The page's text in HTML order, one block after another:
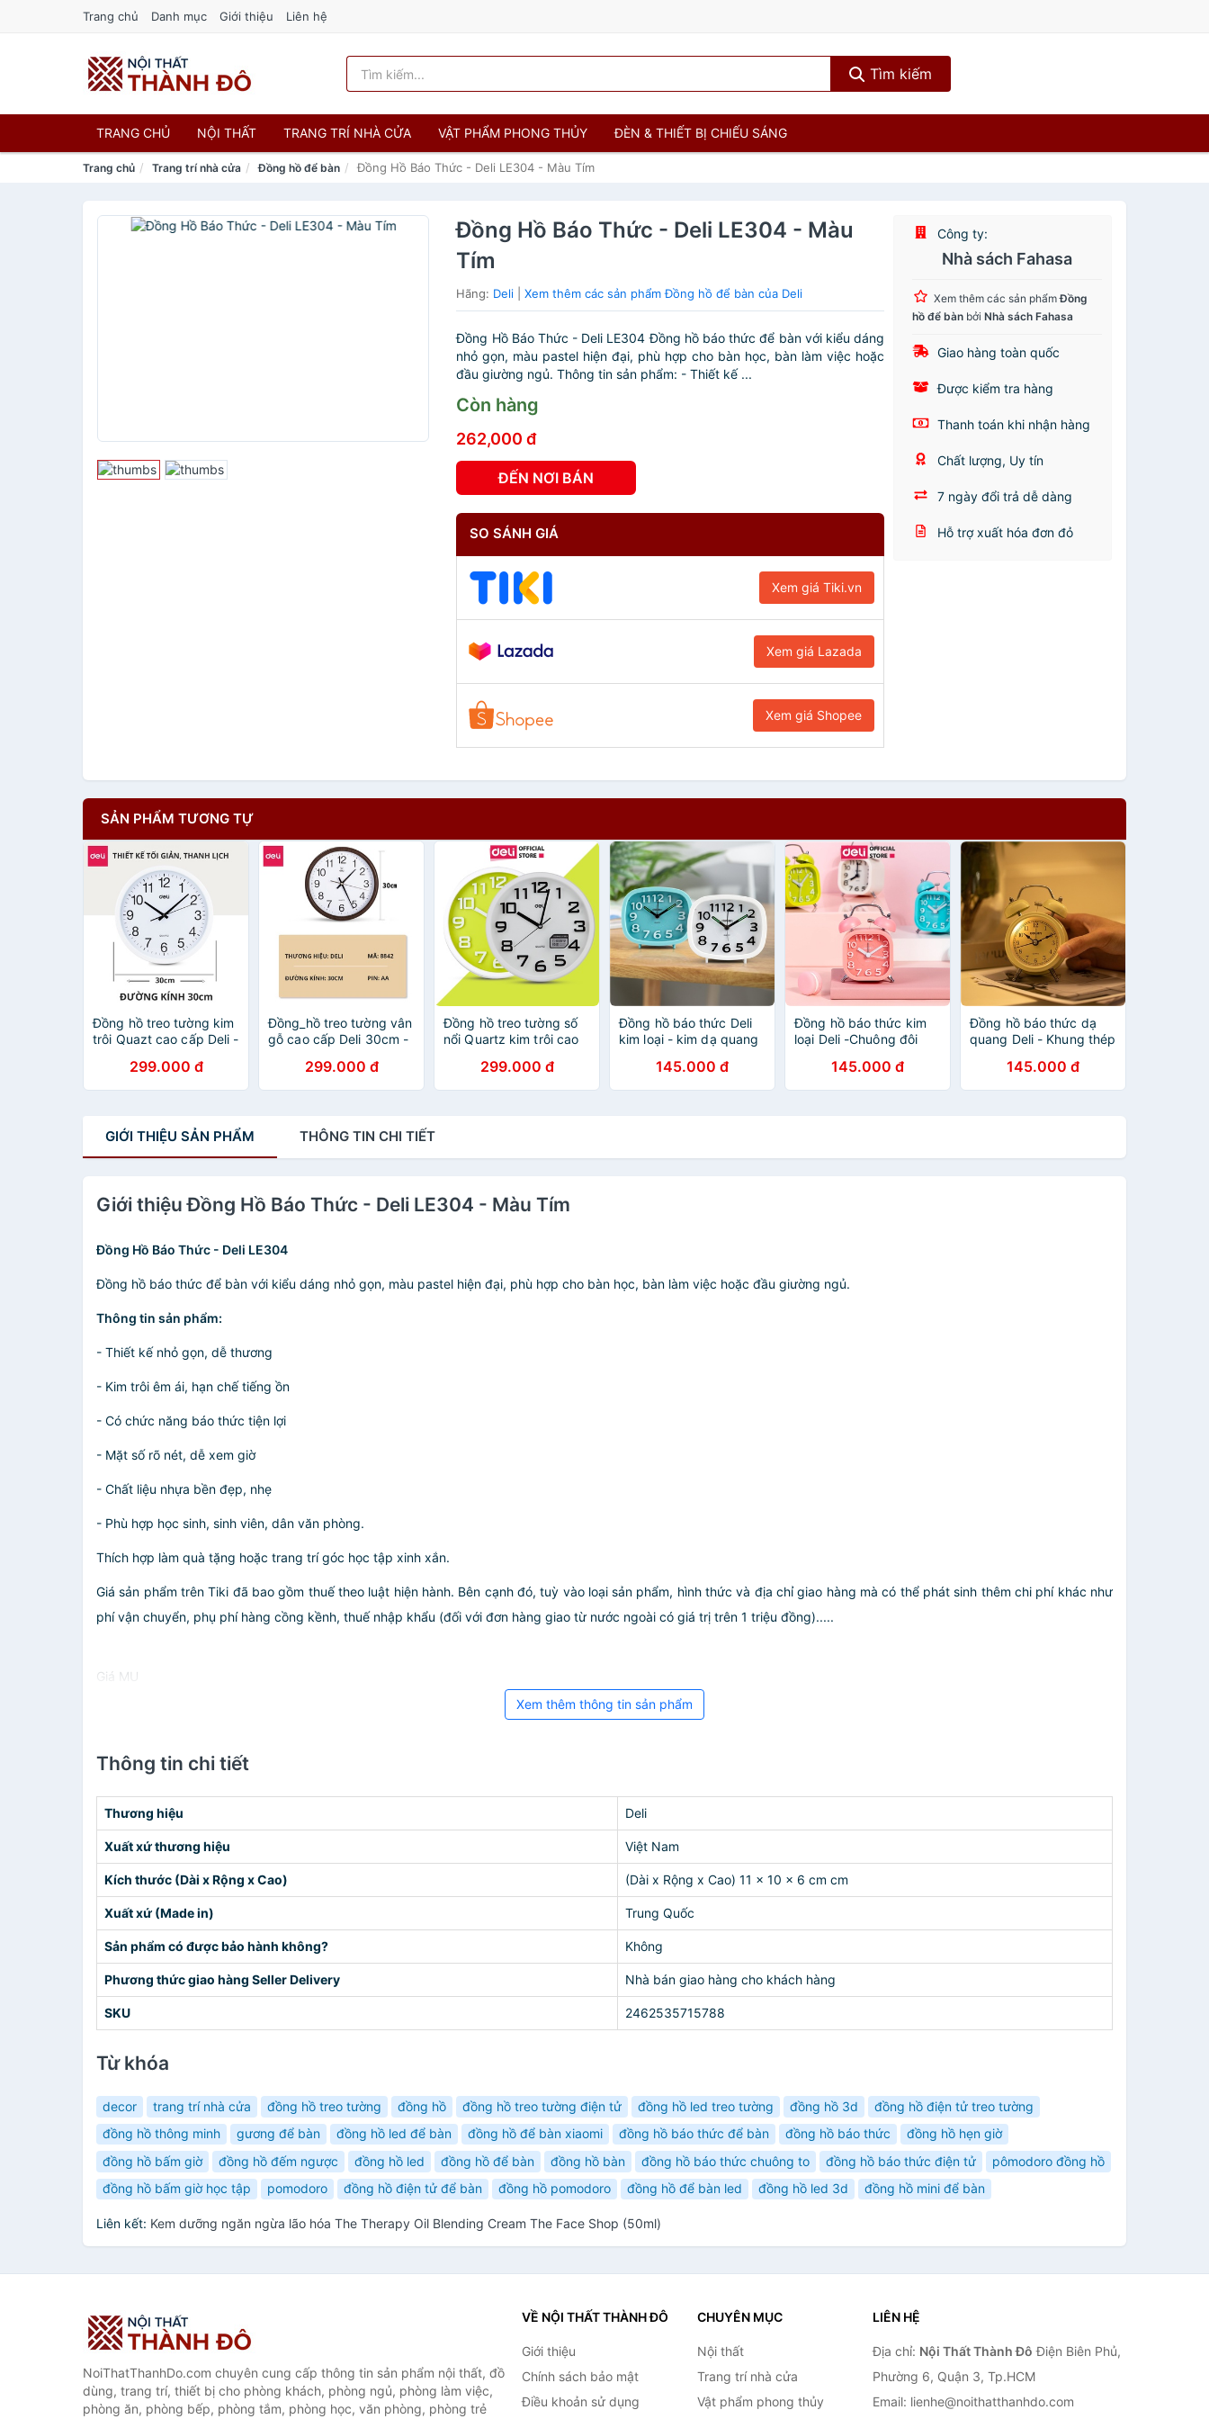
Trang chủ Danh mục Giới thiệu Liên hệ
Tìm kiếm
TRANG CHỦ NỘI THẤT TRANG TRÍ NHÀ CỬA VẬT PHẨM PHONG THỦY ĐÈN & THIẾT BỊ CHIẾU SÁNG
Trang chủ Trang trí nhà cửa Đồng hồ để bàn Đồng Hồ Báo Thức - Deli LE304 - Màu Tím
Đồng Hồ Báo Thức - Deli LE304 - Màu
Tím
Hãng: Deli |Xem thêm các sản phẩm Đồng hồ để bàn của Deli
Đồng Hồ Báo Thức - Deli LE304 Đồng hồ báo thức để bàn với kiểu dáng
nhỏ gọn, màu pastel hiện đại, phù hợp cho bàn học, bàn làm việc hoặc
đầu giường ngủ. Thông tin sản phẩm: - Thiết kế ...
Còn hàng
262,000 đ
ĐẾN NƠI BÁN
SO SÁNH GIÁ
Xem giá Tiki.vn
Xem giá Lazada
Xem giá Shopee
Công ty:
Nhà sách Fahasa
Xem thêm các sản phẩmĐồng
hồ để bàn bởiNhà sách Fahasa
Giao hàng toàn quốc
Được kiểm tra hàng
Thanh toán khi nhận hàng
Chất lượng, Uy tín
7 ngày đổi trả dễ dàng
Hỗ trợ xuất hóa đơn đỏ
SẢN PHẨM TƯƠNG TỰ
Đồng hồ treo tường kim
trôi Quazt cao cấp Deli -
đẹp tinh tế - vpp Diệp
Lạc (sỉ/lẻ)
299.000 đ
Đồng_hồ treo tường vân
gỗ cao cấp Deli 30cm -
đẹp từng chi tiết - vpp
Diệp Lạc (sỉ/lẻ)
299.000 đ
Đồng hồ treo tường số
nổi Quartz kim trôi cao
trọng, tinh tế - vpp Diệp
Lạc (sỉ/lẻ)
299.000 đ
Đồng hồ báo thức Deli
kim loại - kim dạ quang
phong cách cổ điển
8800/8802 - vpp Diệp
145.000 đ
Đồng hồ báo thức kim
loại Deli -Chuông đôi
tiếng ồn, thời gian chính
xác -9035,9024,8802-
145.000 đ
Đồng hồ báo thức dạ
quang Deli - Khung thép
Diệp Lạc (sỉ/lẻ)
145.000 đ
GIỚI THIỆU SẢN PHẨM THÔNG TIN CHI TIẾT
Giới thiệu Đồng Hồ Báo Thức - Deli LE304 - Màu Tím
Đồng Hồ Báo Thức - Deli LE304
Đồng hồ báo thức để bàn với kiểu dáng nhỏ gọn, màu pastel hiện đại, phù hợp cho bàn học, bàn làm việc hoặc đầu giường ngủ.
Thông tin sản phẩm:
- Thiết kế nhỏ gọn, dễ thương
- Kim trôi êm ái, hạn chế tiếng ồn
- Có chức năng báo thức tiện lợi
- Mặt số rõ nét, dễ xem giờ
- Chất liệu nhựa bền đẹp, nhẹ
- Phù hợp học sinh, sinh viên, dân văn phòng.
Thích hợp làm quà tặng hoặc trang trí góc học tập xinh xắn.
Giá sản phẩm trên Tiki đã bao gồm thuế theo luật hiện hành. Bên cạnh đó, tuỳ vào loại sản phẩm, hình thức và địa chỉ giao hàng mà có thể phát sinh thêm chi phí khác như
phí vận chuyển, phụ phí hàng cồng kềnh, thuế nhập khẩu (đối với đơn hàng giao từ nước ngoài có giá trị trên 1 triệu đồng).....
Giá MU
Xem thêm thông tin sản phẩm
Thông tin chi tiết
Thương hiệu Deli
Xuất xứ thương hiệu Việt Nam
Kích thước (Dài x Rộng x Cao) (Dài x Rộng x Cao) 11 x 10 x 6 cm cm
Xuất xứ (Made in) Trung Quốc
Sản phẩm có được bảo hành không? Không
Phương thức giao hàng Seller Delivery Nhà bán giao hàng cho khách hàng
SKU 2462535715788
Từ khóa
decor trang trí nhà cửa đồng hồ treo tường đồng hồ đồng hồ treo tường điện tử đồng hồ led treo tường đồng hồ 3d
đồng hồ điện tử treo tường
đồng hồ thông minh
gương để bàn đồng hồ led để bàn đồng hồ để bàn xiaomi đồng hồ báo thức để bàn đồng hồ báo thức
đồng hồ hẹn giờ
đồng hồ bấm giờ
đồng hồ đếm ngược đồng hồ led đồng hồ để bàn đồng hồ bàn đồng hồ báo thức chuông to đồng hồ báo thức điện tử
pômodoro đồng hồ
đồng hồ bấm giờ học tập
pomodoro đồng hồ điện tử để bàn đồng hồ pomodoro đồng hồ để bàn led đồng hồ led 3d đồng hồ mini để bàn
Liên kết: Kem dưỡng ngăn ngừa lão hóa The Therapy Oil Blending Cream The Face Shop (50ml)
NoiThatThanhDo.com chuyên cung cấp thông tin sản phẩm nội thất, đồ
dùng, trang trí, thiết bị cho phòng khách, phòng ngủ, phòng làm việc,
phòng ăn, phòng bếp, phòng tắm, phòng học, văn phòng, phòng trẻ
VỀ NỘI THẤT THÀNH ĐÔ
Giới thiệu
Chính sách bảo mật
Điều khoản sử dụng
CHUYÊN MỤC
Nội thất
Trang trí nhà cửa
Vật phẩm phong thủy
LIÊN HỆ
Địa chỉ: Nội Thất Thành Đô Điện Biên Phủ,
Phường 6, Quận 3, Tp.HCM
Email: lienhe@noithatthanhdo.com